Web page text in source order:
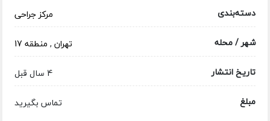
دسته‌بندی
مرکز جراحی
شهر / محله
تهران, منطقه 17
تاریخ انتشار
4 سال قبل
مبلغ
تماس بگیرید